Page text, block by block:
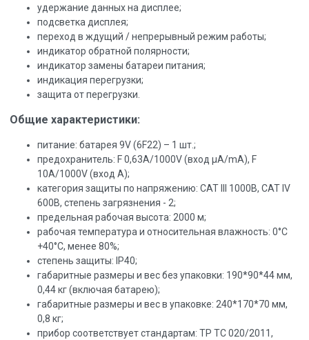
удержание данных на дисплее;
подсветка дисплея;
переход в ждущий / непрерывный режим работы;
индикатор обратной полярности;
индикатор замены батареи питания;
индикация перегрузки;
защита от перегрузки.
Общие характеристики:
питание: батарея 9V (6F22) – 1 шт.;
предохранитель: F 0,63А/1000V (вход µА/mА), F
10А/1000V (вход А);
категория защиты по напряжению: САТ III 1000В, САТ IV
600В, степень загрязнения - 2;
предельная рабочая высота: 2000 м;
рабочая температура и относительная влажность: 0°C
+40°C, менее 80%;
степень защиты: IP40;
габаритные размеры и вес без упаковки: 190*90*44 мм,
0,44 кг (включая батарею);
габаритные размеры и вес в упаковке: 240*170*70 мм,
0,8 кг;
прибор соответствует стандартам: ТР ТС 020/2011,